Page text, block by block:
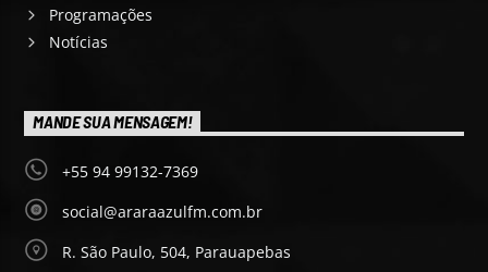
Programações
Notícias
MANDE SUA MENSAGEM!
+55 94 99132-7369
social@araraazulfm.com.br
R. São Paulo, 504, Parauapebas